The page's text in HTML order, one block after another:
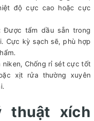
độ cực cao hoặc cực
Được tẩm dầu sẵn trong
Cực kỳ sạch sẽ, phù hợp
niken, Chống rỉ sét cực tốt
xịt rửa thường xuyên
thuật xích